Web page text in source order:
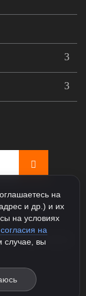
д.5, корпус
на
и др.) и их
на условиях
на
случае, вы